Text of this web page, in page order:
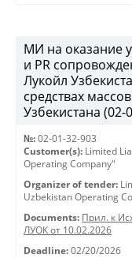
МИ на оказание
и PR
Лукойл
средствах
Узбекистана (02-
№: 02-01-32-903
Customer(s): Limited
Operating Company"
Organizer of tender:
Uzbekistan Operating
Documents: Прил. к
ЛУОК от 10.02.2026
Deadline: 02/20/2026